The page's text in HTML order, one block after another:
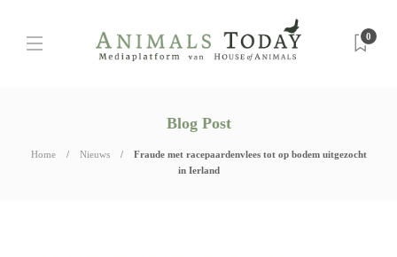
0
Blog Post
Home Nieuws
Fraude met racepaardenvlees tot op bodem uitgezocht
in Ierland